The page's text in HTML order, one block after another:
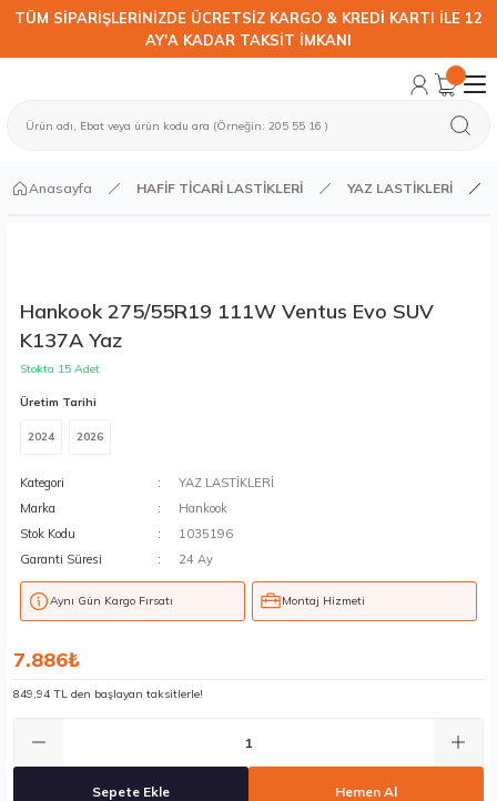
TÜM SİPARİŞLERİNİZDE ÜCRETSİZ KARGO & KREDİ KARTI İLE 12
AY'A KADAR TAKSİT İMKANI
Anasayfa HAFİF TİCARİ LASTİKLERİ YAZ LASTİKLERİ
Hankook 275/55R19 111W Ventus Evo SUV
K137A Yaz
Stokta 15 Adet
Üretim Tarihi
2024 2026
Kategori
YAZ LASTİKLERİ
Marka
Hankook
Stok Kodu
1035196
Garanti Süresi
24 Ay
Aynı Gün Kargo Fırsatı Montaj Hizmeti
7.886₺
849,94 TL den başlayan taksitlerle!
Sepete Ekle Hemen Al